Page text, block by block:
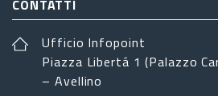
CONTATTI
Ufficio Infopoint
Piazza Libertá 1 (Palazzo
– Avellino